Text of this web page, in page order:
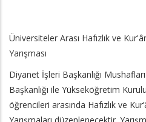
Üniversiteler Arası Hafızlık ve
Yarışması
Diyanet İşleri Başkanlığı
Başkanlığı ile Yükseköğretim
öğrencileri arasında Hafızlık ve